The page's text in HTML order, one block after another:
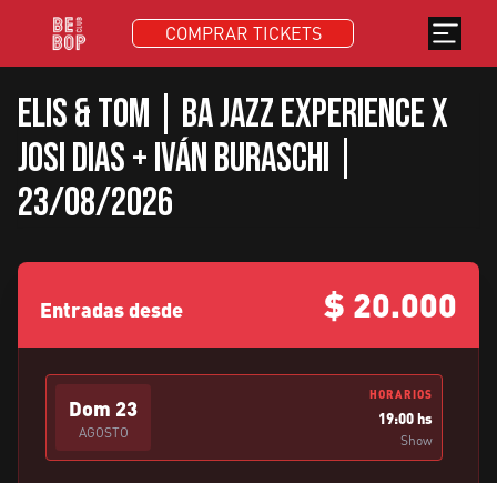
COMPRAR TICKETS
Elis & Tom | BA Jazz Experience x
Josi Dias + Iván Buraschi |
23/08/2026
Entradas desde $ 20.000
Dom 23
AGOSTO
HORARIOS
19:00 hs
Show